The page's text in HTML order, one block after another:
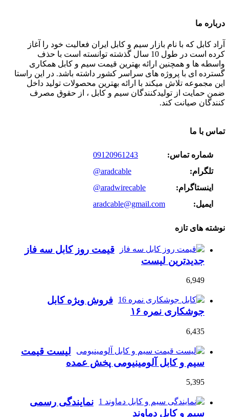
درباره ما
آراد کابل که با نام بازار سیم و کابل ایران فعالیت خود را آغاز
کرده است در طول 10 سال گذشته توانسته است با حذف
واسطه ها و همچنین ارائه بهترین قیمت سیم و کابل همکاری
گسترده ای با پروژه های سراسر کشور داشته باشد. در این راستا
این مجموعه تلاش میکند با ارائه بهترین محصولات تولید داخل
ضمن حمایت از تولیدکنندگان سیم و کابل ، از حقوق مصرف
کنندگان صیانت کند.
تماس با ما
شماره تماس:
09120961243
تلگرام:
@aradcable
اینستاگرام:
@aradwirecable
ایمیل:
aradcable@gmail.com
نوشته های تازه
قیمت روز کابل سه فاز
جدیدترین لیست
6,949
فروش ویژه کابل
جوشکاری نمره ۱۶
6,435
لیست قیمت
سیم و کابل آلومینیومی پخش عمده
5,395
نمایندگی رسمی
سیم و کابل دماوند